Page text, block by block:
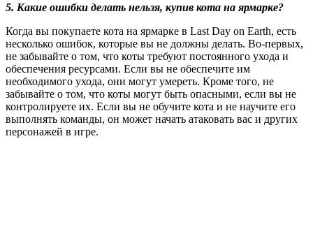
5. Какие ошибки делать нельзя, купив кота на ярмарке?
Когда вы покупаете кота на ярмарке в Last Day on Earth, есть
несколько ошибок, которые вы не должны делать. Во-первых,
не забывайте о том, что коты требуют постоянного ухода и
обеспечения ресурсами. Если вы не обеспечите им
необходимого ухода, они могут умереть. Кроме того, не
забывайте о том, что коты могут быть опасными, если вы не
контролируете их. Если вы не обучите кота и не научите его
выполнять команды, он может начать атаковать вас и других
персонажей в игре.